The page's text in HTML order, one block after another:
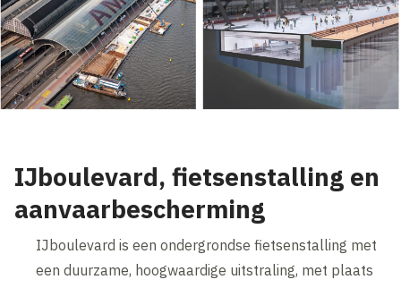
IJboulevard, fietsenstalling en
aanvaarbescherming
IJboulevard is een ondergrondse fietsenstalling met
een duurzame, hoogwaardige uitstraling, met plaats